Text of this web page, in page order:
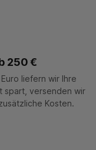
250 €
liefern wir Ihre
spart, versenden wir
Kosten.